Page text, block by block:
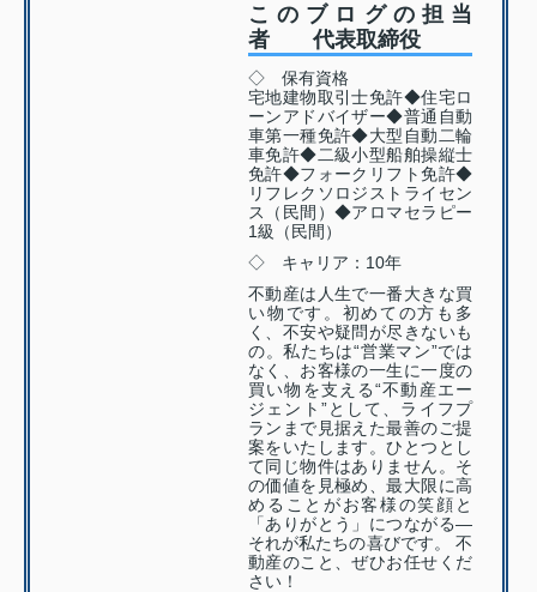
このブログの担当
者 代表取締役
◇ 保有資格
宅地建物取引士免許◆住宅ロ
ーンアドバイザー◆普通自動
車第一種免許◆大型自動二輪
車免許◆二級小型船舶操縦士
免許◆フォークリフト免許◆
リフレクソロジストライセン
ス（民間）◆アロマセラピー
1級（民間）
◇ キャリア：10年
不動産は人生で一番大きな買
い物です。初めての方も多
く、不安や疑問が尽きないも
の。私たちは“営業マン”では
なく、お客様の一生に一度の
買い物を支える“不動産エー
ジェント”として、ライフプ
ランまで見据えた最善のご提
案をいたします。ひとつとし
て同じ物件はありません。そ
の価値を見極め、最大限に高
めることがお客様の笑顔と
「ありがとう」につながる—
それが私たちの喜びです。 不
動産のこと、ぜひお任せくだ
さい！